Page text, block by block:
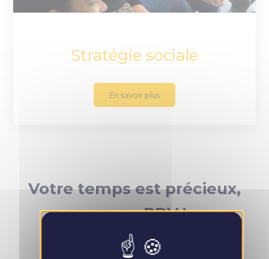
Stratégie sociale
En savoir plus
Votre temps est précieux,
prenez RDV !